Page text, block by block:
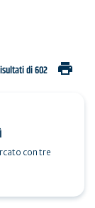
di 602 print
con tre